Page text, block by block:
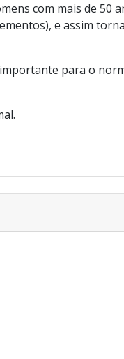
com mais de 50
e assim
para o